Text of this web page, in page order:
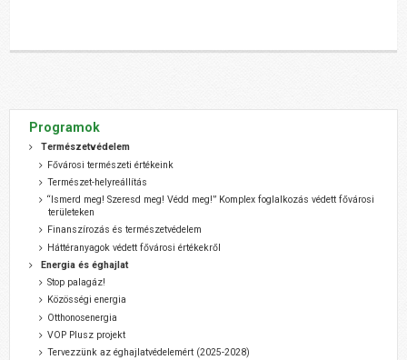
Programok
Természetvédelem
Fővárosi természeti értékeink
Természet-helyreállítás
“Ismerd meg! Szeresd meg! Védd meg!” Komplex foglalkozás védett fővárosi
területeken
Finanszírozás és természetvédelem
Háttéranyagok védett fővárosi értékekről
Energia és éghajlat
Stop palagáz!
Közösségi energia
Otthonosenergia
VOP Plusz projekt
Tervezzünk az éghajlatvédelemért (2025-2028)